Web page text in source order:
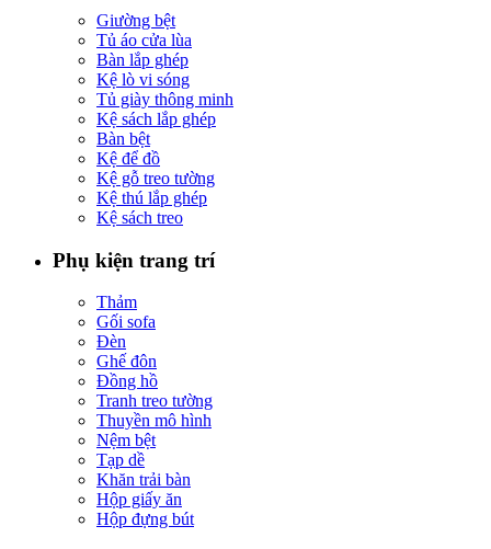
Giường bệt
Tủ áo cửa lùa
Bàn lắp ghép
Kệ lò vi sóng
Tủ giày thông minh
Kệ sách lắp ghép
Bàn bệt
Kệ để đồ
Kệ gỗ treo tường
Kệ thú lắp ghép
Kệ sách treo
Phụ kiện trang trí
Thảm
Gối sofa
Đèn
Ghế đôn
Đồng hồ
Tranh treo tường
Thuyền mô hình
Nệm bệt
Tạp dề
Khăn trải bàn
Hộp giấy ăn
Hộp đựng bút